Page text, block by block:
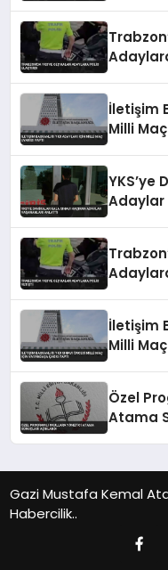
İletişim
Milli Maç
YKS’ye
Adaylar
İletişim
Milli
Özel
Atama
Gazi Mustafa Kemal
Habercilik..